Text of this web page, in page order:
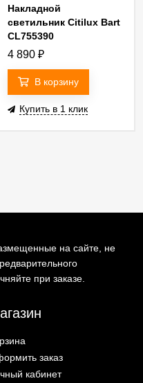
Накладной
светильник Citilux Bart
CL755390
4 890 ₽
В корзину
Купить в 1 клик
на сайте, не
при заказе.
заказ
кабинет